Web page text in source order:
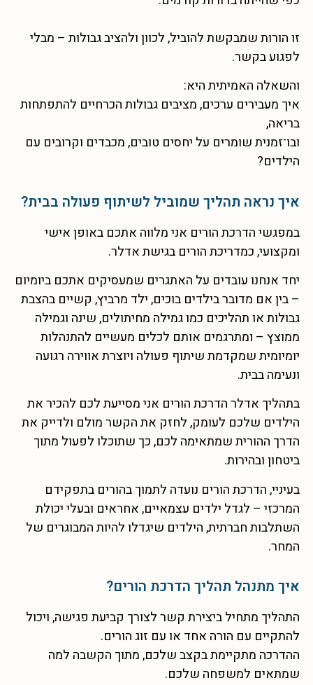
זו הורות שמבקשת להוביל, לכוון ולהציב גבולות – מבלי
לפגוע בקשר.
והשאלה האמיתית היא:
איך מעבירים ערכים, מציבים גבולות הכרחיים להתפתחות
בריאה,
ובו־זמנית שומרים על יחסים טובים, מכבדים וקרובים עם
הילדים?
איך נראה תהליך שמוביל לשיתוף פעולה בבית?
במפגשי הדרכת הורים אני מלווה אתכם באופן אישי
ומקצועי, כמדריכת הורים בגישת אדלר.
יחד אנחנו עובדים על האתגרים שמעסיקים אתכם ביומיום
– בין אם מדובר בילדים בוכים, ילד מרביץ, קשיים בהצבת
גבולות או תהליכים כמו גמילה מחיתולים, שינה וגמילה
ממוצץ – ומתרגמים אותם לכלים מעשיים להתנהלות
יומיומית שמקדמת שיתוף פעולה ויוצרת אווירה רגועה
ונעימה בבית.
בתהליך אדלר הדרכת הורים אני מסייעת לכם להכיר את
הילדים שלכם לעומק, לחזק את הקשר מולם ולדייק את
הדרך ההורית שמתאימה לכם, כך שתוכלו לפעול מתוך
ביטחון ובהירות.
בעיניי, הדרכת הורים נועדה לתמוך בהורים בתפקידם
המרכזי – לגדל ילדים עצמאיים, אחראים ובעלי יכולת
השתלבות חברתית, הילדים שיגדלו להיות המבוגרים של
המחר.
איך מתנהל תהליך הדרכת הורים?
התהליך מתחיל ביצירת קשר לצורך קביעת פגישה, ויכול
להתקיים עם הורה אחד או עם זוג הורים.
ההדרכה מתקיימת בקצב שלכם, מתוך הקשבה למה
שמתאים למשפחה שלכם.